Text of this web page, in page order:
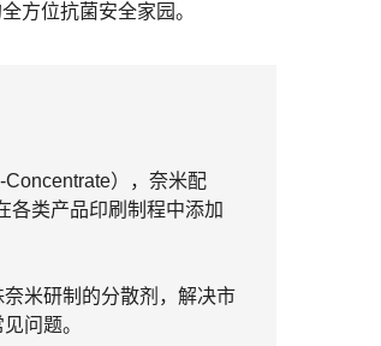
方位抗菌安全家园。
），奈米配
各类产品印刷制程中添加
米研制的分散剂，解决市
问题。